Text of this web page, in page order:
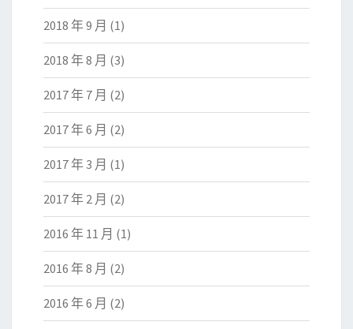
2018 年 9 月 (1)
2018 年 8 月 (3)
2017 年 7 月 (2)
2017 年 6 月 (2)
2017 年 3 月 (1)
2017 年 2 月 (2)
2016 年 11 月 (1)
2016 年 8 月 (2)
2016 年 6 月 (2)